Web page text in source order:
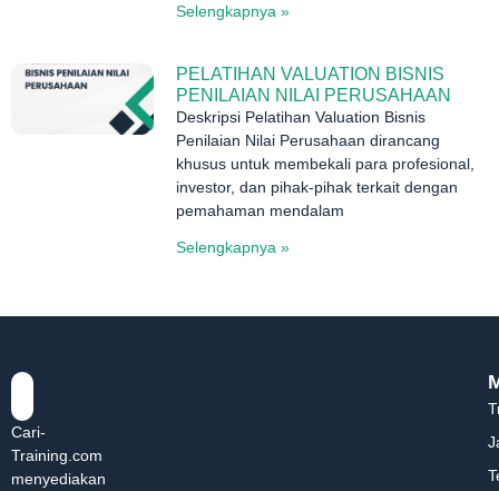
Selengkapnya »
PELATIHAN VALUATION BISNIS
PENILAIAN NILAI PERUSAHAAN
Deskripsi Pelatihan Valuation Bisnis
Penilaian Nilai Perusahaan dirancang
khusus untuk membekali para profesional,
investor, dan pihak-pihak terkait dengan
pemahaman mendalam
Selengkapnya »
Cari-
Training.com
menyediakan